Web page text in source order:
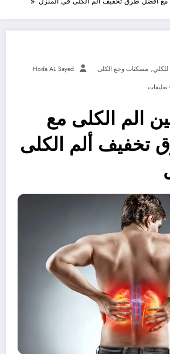
, مسكنات وجع الكلى Hoda AL Sayed
الم الكلى مع
ألم الكلى